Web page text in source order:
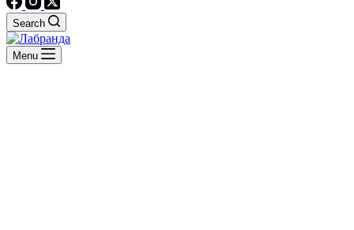
Search
Menu